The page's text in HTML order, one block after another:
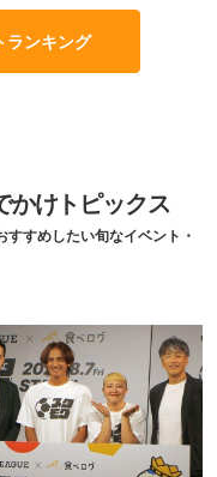
ランキング
かけトピックス
すめしたい旬なイベント・